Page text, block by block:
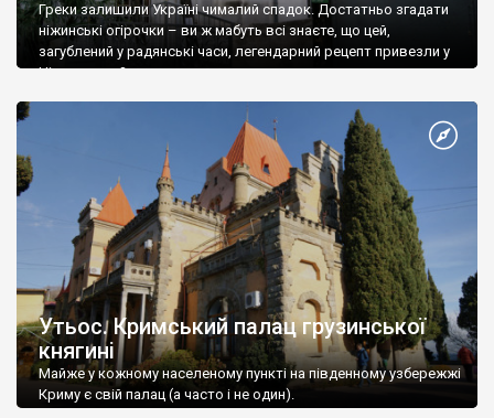
Греки залишили Україні чималий спадок. Достатньо згадати
ніжинські огірочки – ви ж мабуть всі знаєте, що цей,
загублений у радянські часи, легендарний рецепт привезли у
Ніжин греки?
Утьос. Кримський палац грузинської
княгині
Майже у кожному населеному пункті на південному узбережжі
Криму є свій палац (а часто і не один).